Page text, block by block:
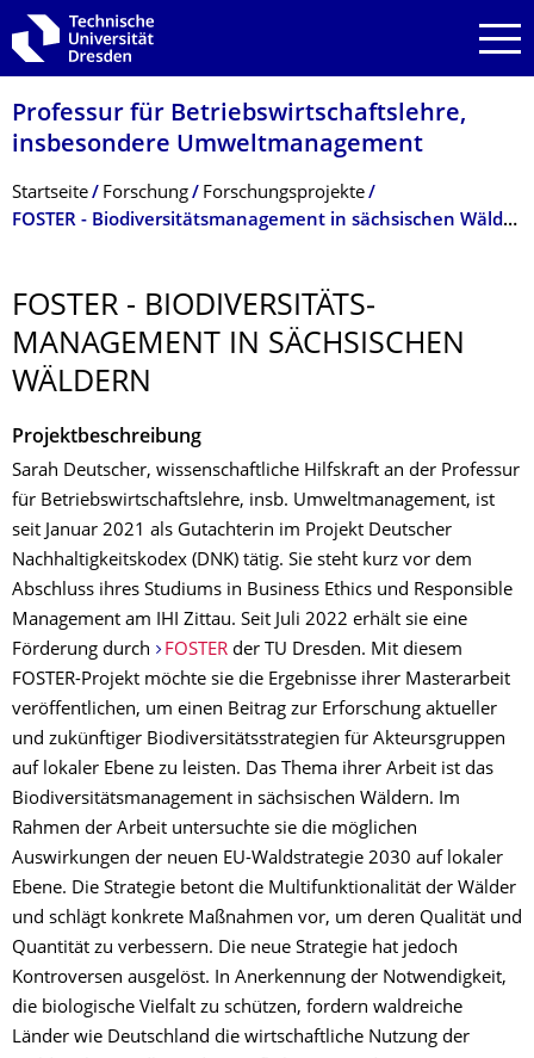
Zur Hauptnavigation springen
Zur Suche springen
Zum Inhalt springen
Professur für Betriebswirt­schaftslehre,
insbesondere Umweltmanagement
Breadcrumb-Menü
Startseite Forschung
Forschungsprojekte
FOSTER - Biodiversitätsmanagement in sächsischen Wäldern
FOSTER - BIODIVERSITÄTS­
MANAGEMENT IN SÄCHSISCHEN
WÄLDERN
Projektbeschreibung
Sarah Deutscher, wissenschaftliche Hilfskraft an der Professur
für Betriebswirtschaftslehre, insb. Umweltmanagement, ist
seit Januar 2021 als Gutachterin im Projekt Deutscher
Nachhaltigkeitskodex (DNK) tätig. Sie steht kurz vor dem
Abschluss ihres Studiums in Business Ethics und Responsible
Management am IHI Zittau. Seit Juli 2022 erhält sie eine
Förderung durch
FOSTERder TU Dresden. Mit diesem
FOSTER-Projekt möchte sie die Ergebnisse ihrer Masterarbeit
veröffentlichen, um einen Beitrag zur Erforschung aktueller
und zukünftiger Biodiversitätsstrategien für Akteursgruppen
auf lokaler Ebene zu leisten. Das Thema ihrer Arbeit ist das
Biodiversitätsmanagement in sächsischen Wäldern. Im
Rahmen der Arbeit untersuchte sie die möglichen
Auswirkungen der neuen EU-Waldstrategie 2030 auf lokaler
Ebene. Die Strategie betont die Multifunktionalität der Wälder
und schlägt konkrete Maßnahmen vor, um deren Qualität und
Quantität zu verbessern. Die neue Strategie hat jedoch
Kontroversen ausgelöst. In Anerkennung der Notwendigkeit,
die biologische Vielfalt zu schützen, fordern waldreiche
Länder wie Deutschland die wirtschaftliche Nutzung der